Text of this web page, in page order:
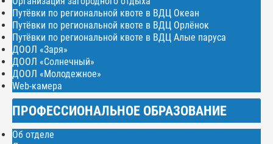
Путёвки по региональной квоте в ВДЦ Океан
Путёвки по региональной квоте в ВДЦ Орлёнок
Путёвки по региональной квоте в ВДЦ Алые паруса
ДООЛ «Заря»
ДООЛ «Солнечный»
ДООЛ «Молодежное»
Web-камера
ПРОФЕССИОНАЛЬНОЕ ОБРАЗОВАНИЕ
Об отделе